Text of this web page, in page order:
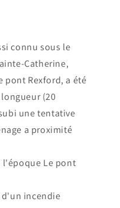
connu sous le
Catherine,
pont Rexford, a été
(20
une tentative
a proximité
l'époque Le pont
incendie